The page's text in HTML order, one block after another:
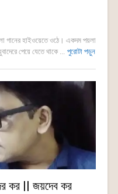
গানের হাইওয়েতে ওঠে। একদম পয়লা
পেয়ে যেতে থাকে ... পুরোটা পড়ুন
কর || জয়দেব কর